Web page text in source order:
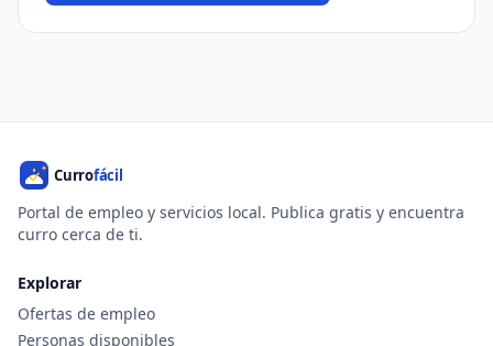
Portal de empleo y servicios local. Publica gratis y encuentra
curro cerca de ti.
Explorar
Ofertas de empleo
Personas disponibles